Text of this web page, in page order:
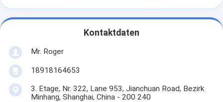
Kontaktdaten
Mr. Roger
18918164653
3. Etage, Nr. 322, Lane 953, Jianchuan Road, Bezirk
Minhang, Shanghai, China - 200 240